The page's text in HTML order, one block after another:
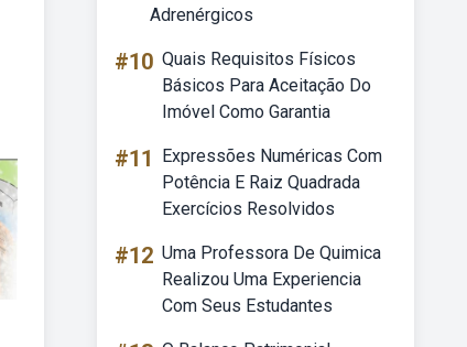
Adrenérgicos
#10 Quais Requisitos Físicos
Básicos Para Aceitação Do
Imóvel Como Garantia
#11
Expressões Numéricas Com
Potência E Raiz Quadrada
Exercícios Resolvidos
#12 Uma Professora De Quimica
Realizou Uma Experiencia
Com Seus Estudantes